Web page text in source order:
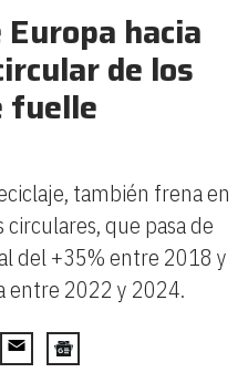
hacia
de los
fuelle
también frena en
que pasa de
del +35% entre 2018 y
entre 2022 y 2024.
Email